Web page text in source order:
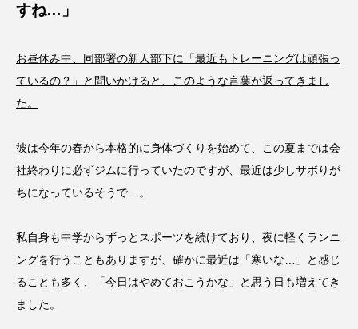
すね…」
お昼休み中、同部署の新人部下に「最近もトレーニングは頑張っ
ているの？」と問いかけると、このような言葉が返ってきまし
た。
彼は今年の春から本格的に身体づくりを始めて、この夏までは会
社終わりに必ずジムに行っていたのですが、最近は少しサボりが
ちになっているそうで…。
私自身も中学からずっとスポーツを続けており、夜に軽くランニ
ングを行うこともありますが、確かに最近は「寒いな…」と感じ
ることも多く、「今日はやめておこうかな」と思う日も増えてき
ました。